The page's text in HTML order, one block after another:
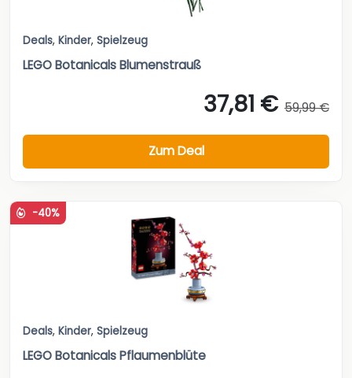
Deals, Kinder, Spielzeug
LEGO Botanicals Blumenstrauß
37,81 € 59,99 €
Zum Deal
-40%
Deals, Kinder, Spielzeug
LEGO Botanicals Pflaumenblüte